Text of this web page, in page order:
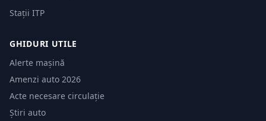
Stații ITP
GHIDURI UTILE
Alerte mașină
Amenzi auto 2026
Acte necesare circulație
Știri auto